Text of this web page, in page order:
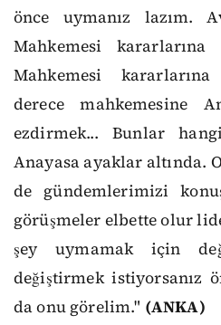
önce uymanız lazım.
Mahkemesi kararlarına
Mahkemesi
derece mahkemesine
ezdirmek... Bunlar
Anayasa ayaklar altında.
de gündemlerimizi
görüşmeler elbette olur
şey uymamak için
değiştirmek istiyorsanız
da onu görelim." (ANKA)